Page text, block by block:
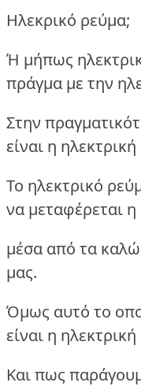
Ηλεκρικό ρεύμα;
Ή μήπως
πράγμα με την
Στην
είναι η ηλεκτρική
Το ηλεκτρικό
να μεταφέρεται η
μέσα από τα
μας.
Όμως αυτό το
είναι η ηλεκτρική
Και πως